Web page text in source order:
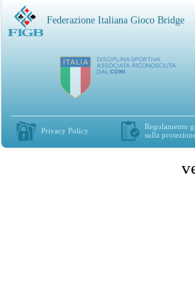
Federazione Italiana Gioco Bridge
Privacy Policy
Regolamento
sulla